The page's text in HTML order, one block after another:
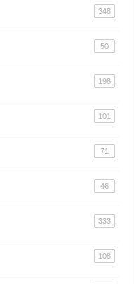
348
50
198
101
71
46
333
108